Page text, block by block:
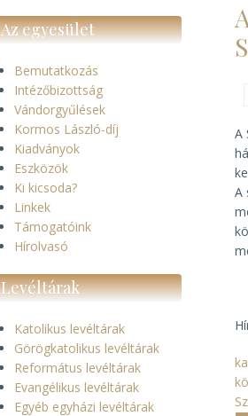
Az egyesület
Bemutatkozás
Intézőbizottság
Vándorgyűlések
Kormos László-díj
Kiadványok
Eszközök
Ki kicsoda?
Linkek
Támogatóink
Hírolvasó
Levéltárak
Katolikus levéltárak
Görögkatolikus levéltárak
Református levéltárak
Evangélikus levéltárak
Egyéb egyházi levéltárak
A
A